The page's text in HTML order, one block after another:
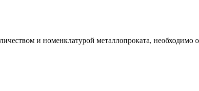
и номенклатурой металлопроката, необходимо